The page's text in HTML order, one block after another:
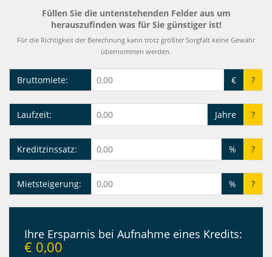
Füllen Sie die untenstehenden Felder aus um
herauszufinden was für Sie günstiger ist!
Für die Richtigkeit der Berechnung kann trotz größter Sorgfalt keine Gewähr
übernommen werden.
Bruttomiete: € ?
Laufzeit: Jahre ?
Kreditzinssatz: % ?
Mietsteigerung: % ?
Ihre Ersparnis bei Aufnahme eines Kredits:
€ 0,00